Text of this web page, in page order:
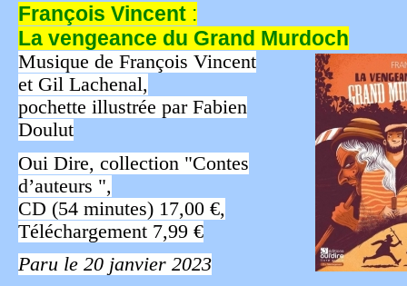
François Vincent :
La vengeance du Grand Murdoch
Musique de François Vincent
et Gil Lachenal,
pochette illustrée par Fabien
Doulut
Oui Dire, collection "Contes
d’auteurs ",
CD (54 minutes) 17,00 €,
Téléchargement 7,99 €
Paru le 20 janvier 2023